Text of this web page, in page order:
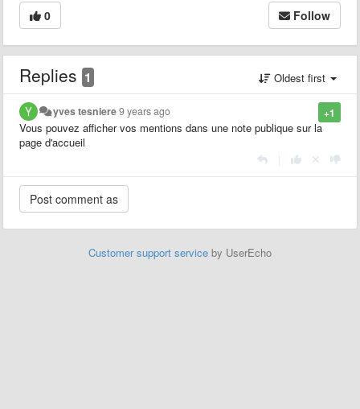
0 Follow
Replies 1 Oldest first
+1
yves tesniere9 years ago
Vous pouvez afficher vos mentions dans une note publique sur la
page d'accueil
Customer support service by UserEcho